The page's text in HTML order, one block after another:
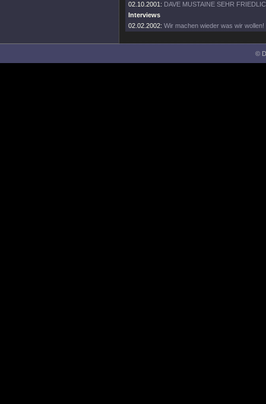
02.10.2001: DAVE MUSTAINE SEHR
Interviews
02.02.2002: Wir machen wieder was wir wollen!
©